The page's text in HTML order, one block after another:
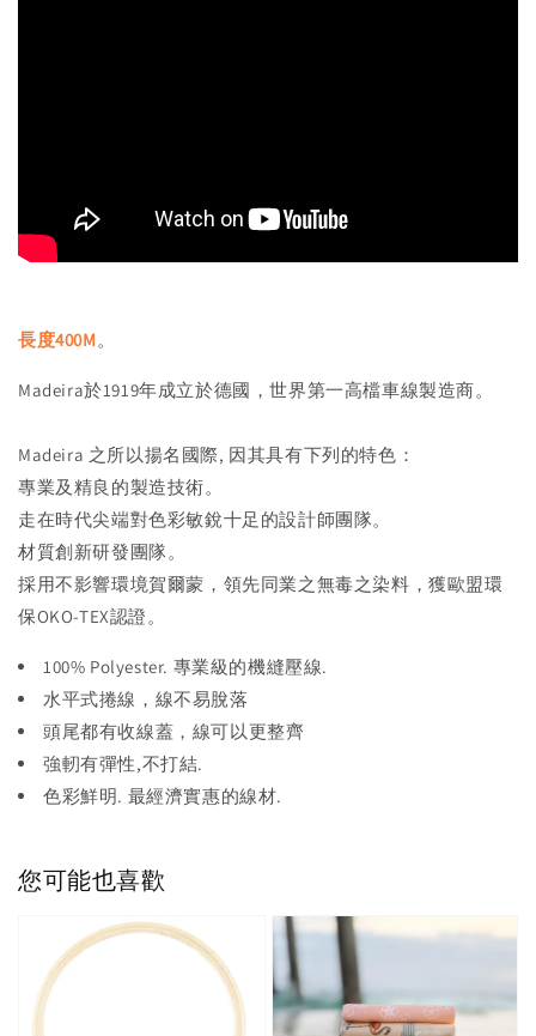
長度400M。
Madeira於1919年成立於德國，世界第一高檔車線製造商。
Madeira 之所以揚名國際, 因其具有下列的特色：
專業及精良的製造技術。
走在時代尖端對色彩敏銳十足的設計師團隊。
材質創新研發團隊。
採用不影響環境賀爾蒙，領先同業之無毒之染料，獲歐盟環
保OKO-TEX認證。
100% Polyester. 專業級的機縫壓線.
水平式捲線，線不易脫落
頭尾都有收線蓋，線可以更整齊
強軔有彈性,不打結.
色彩鮮明. 最經濟實惠的線材.
您可能也喜歡